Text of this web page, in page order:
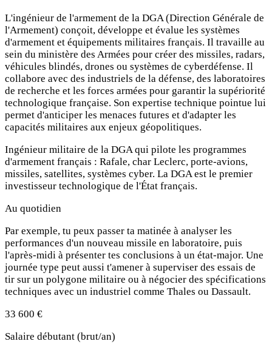
L'ingénieur de l'armement de la DGA (Direction Générale de
l'Armement) conçoit, développe et évalue les systèmes
d'armement et équipements militaires français. Il travaille au
sein du ministère des Armées pour créer des missiles, radars,
véhicules blindés, drones ou systèmes de cyberdéfense. Il
collabore avec des industriels de la défense, des laboratoires
de recherche et les forces armées pour garantir la supériorité
technologique française. Son expertise technique pointue lui
permet d'anticiper les menaces futures et d'adapter les
capacités militaires aux enjeux géopolitiques.
Ingénieur militaire de la DGA qui pilote les programmes
d'armement français : Rafale, char Leclerc, porte-avions,
missiles, satellites, systèmes cyber. La DGA est le premier
investisseur technologique de l'État français.
Au quotidien
Par exemple, tu peux passer ta matinée à analyser les
performances d'un nouveau missile en laboratoire, puis
l'après-midi à présenter tes conclusions à un état-major. Une
journée type peut aussi t'amener à superviser des essais de
tir sur un polygone militaire ou à négocier des spécifications
techniques avec un industriel comme Thales ou Dassault.
33 600 €
Salaire débutant (brut/an)